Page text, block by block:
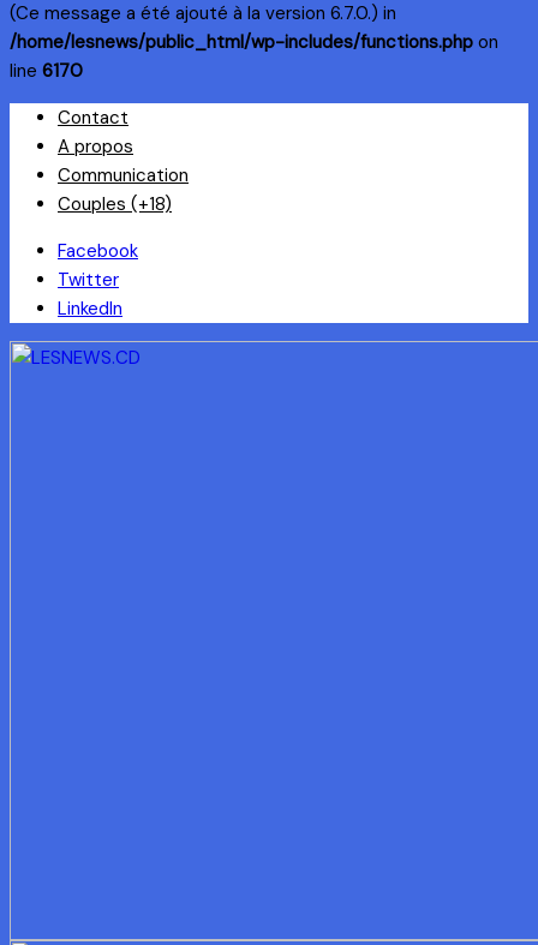
(Ce message a été ajouté à la version 6.7.0.) in
/home/lesnews/public_html/wp-includes/functions.php on
line 6170
Skip
content
Contact
A propos
Communication
Couples (+18)
Facebook
Twitter
LinkedIn